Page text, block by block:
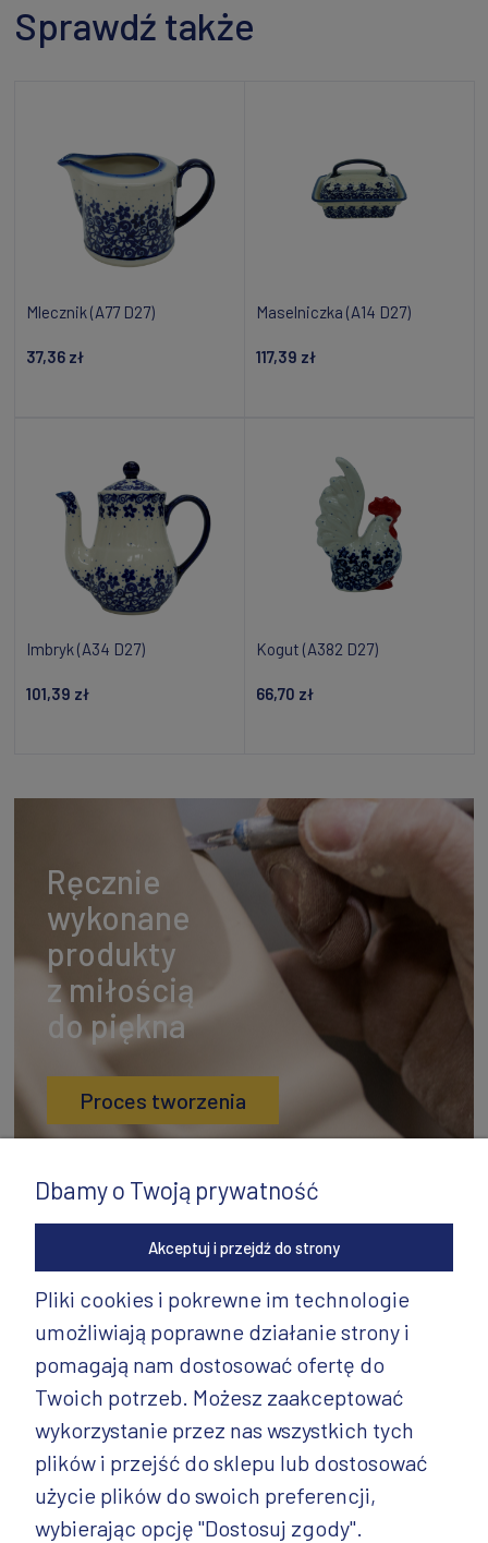
Sprawdź także
Mlecznik (A77 D27)
37,36 zł
Maselniczka (A14 D27)
117,39 zł
Imbryk (A34 D27)
101,39 zł
Kogut (A382 D27)
66,70 zł
Ręcznie
wykonane
produkty
z miłością
do piękna
Proces tworzenia
INFORMACJE
PRODUKTY CD.
POZOSTAŁE
Dbamy o Twoją prywatność
Akceptuj i przejdź do strony
Pliki cookies i pokrewne im technologie
umożliwiają poprawne działanie strony i
pomagają nam dostosować ofertę do
Twoich potrzeb. Możesz zaakceptować
wykorzystanie przez nas wszystkich tych
plików i przejść do sklepu lub dostosować
użycie plików do swoich preferencji,
wybierając opcję "Dostosuj zgody".